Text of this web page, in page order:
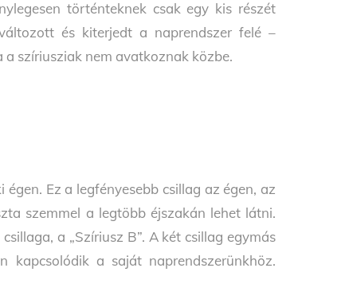
történteknek csak egy kis részét
és kiterjedt a naprendszer felé –
szíriusziak nem avatkoznak közbe.
Ez a legfényesebb csillag az égen, az
szemmel a legtöbb éjszakán lehet látni.
a „Szíriusz B”. A két csillag egymás
kapcsolódik a saját naprendszerünkhöz.